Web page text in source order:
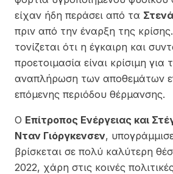
είχαν ήδη περάσει από τα
πριν από την έναρξη της
τονίζεται ότι η έγκαιρη και
προετοιμασία είναι κρίσιμη για
αναπλήρωση των αποθεμάτων
επόμενης περιόδου θέρμανσης.
Ο Επίτροπος Ενέργειας και
Νταν Γιόργκενσεν,
βρίσκεται σε πολύ καλύτερη
2022, χάρη στις κοινές